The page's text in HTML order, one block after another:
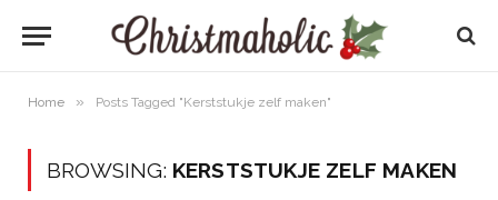
Home » Posts Tagged "Kerststukje zelf maken"
BROWSING: KERSTSTUKJE ZELF MAKEN